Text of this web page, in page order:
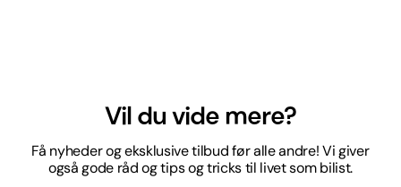
Vil du vide mere?
Få nyheder og eksklusive tilbud før alle andre! Vi giver
også gode råd og tips og tricks til livet som bilist.